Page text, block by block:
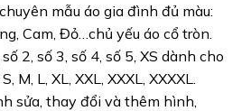
mẫu áo gia đình đủ màu:
Cam, Đỏ…chủ yếu áo cổ tròn.
2, số 3, số 4, số 5, XS dành cho
L, XL, XXL, XXXL, XXXXL.
sửa, thay đổi và thêm hình,